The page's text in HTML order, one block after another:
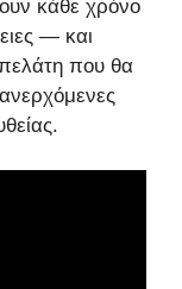
κάθε χρόνο
— και
που θα